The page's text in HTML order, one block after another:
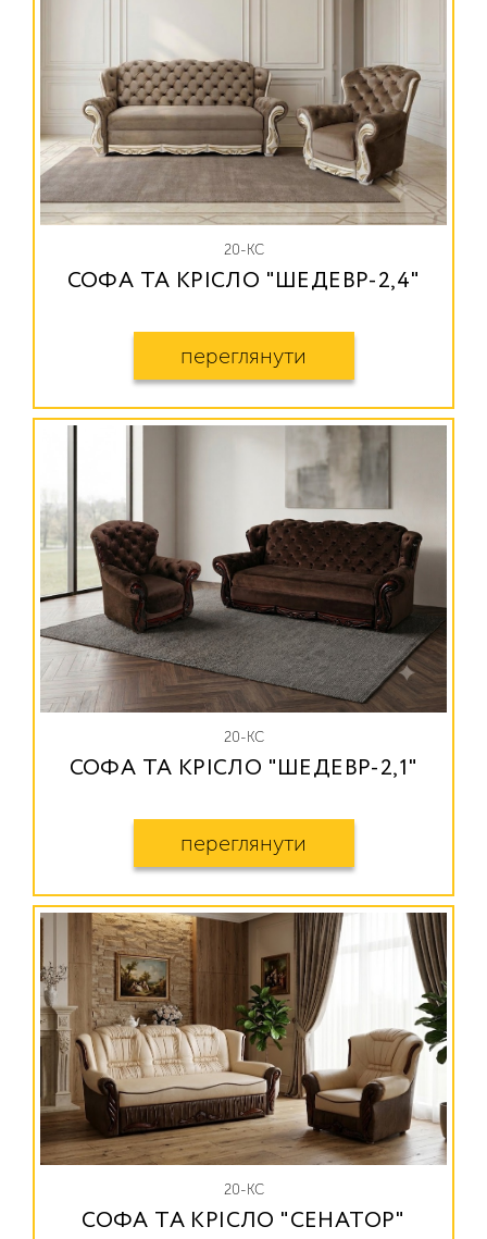
20-КС
СОФА ТА КРІСЛО "ШЕДЕВР-2,4"
переглянути
20-КС
СОФА ТА КРІСЛО "ШЕДЕВР-2,1"
переглянути
20-КС
СОФА ТА КРІСЛО "СЕНАТОР"